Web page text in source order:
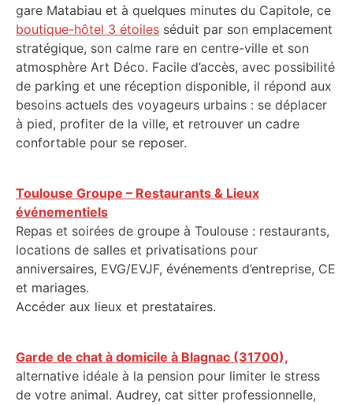
gare Matabiau et à quelques minutes du Capitole, ce
boutique-hôtel 3 étoiles séduit par son emplacement
stratégique, son calme rare en centre-ville et son
atmosphère Art Déco. Facile d’accès, avec possibilité
de parking et une réception disponible, il répond aux
besoins actuels des voyageurs urbains : se déplacer
à pied, profiter de la ville, et retrouver un cadre
confortable pour se reposer.
Toulouse Groupe – Restaurants & Lieux
événementiels
Repas et soirées de groupe à Toulouse : restaurants,
locations de salles et privatisations pour
anniversaires, EVG/EVJF, événements d’entreprise, CE
et mariages.
Accéder aux lieux et prestataires.
Garde de chat à domicile à Blagnac (31700),
alternative idéale à la pension pour limiter le stress
de votre animal. Audrey, cat sitter professionnelle,